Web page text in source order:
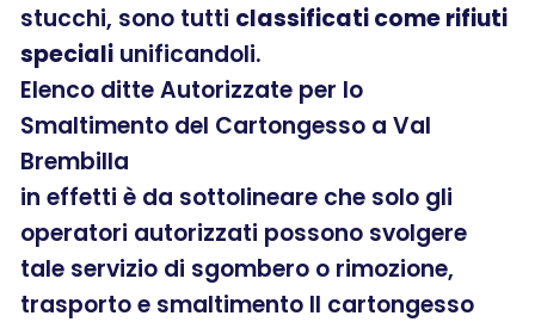
stucchi, sono tutti classificati come rifiuti
speciali unificandoli.
Elenco ditte Autorizzate per lo
Smaltimento del Cartongesso a Val
Brembilla
in effetti è da sottolineare che solo gli
operatori autorizzati possono svolgere
tale servizio di sgombero o rimozione,
trasporto e smaltimento Il cartongesso